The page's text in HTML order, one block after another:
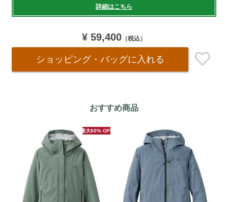
詳細はこちら
¥ 59,400 （税込）
ショッピング・バッグに入れる
おすすめ商品
最大60% OFF